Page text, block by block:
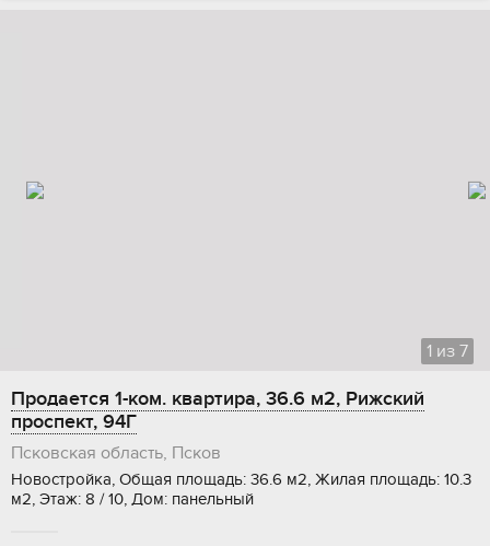
1 из 7
Продается 1-ком. квартира, 36.6 м2, Рижский
проспект, 94Г
Псковская область, Псков
Новостройка, Общая площадь: 36.6 м2, Жилая площадь: 10.3
м2, Этаж: 8 / 10, Дом: панельный